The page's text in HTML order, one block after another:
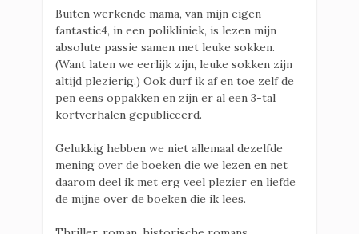
Buiten werkende mama, van mijn eigen
fantastic4, in een polikliniek, is lezen mijn
absolute passie samen met leuke sokken.
(Want laten we eerlijk zijn, leuke sokken zijn
altijd plezierig.) Ook durf ik af en toe zelf de
pen eens oppakken en zijn er al een 3-tal
kortverhalen gepubliceerd.
Gelukkig hebben we niet allemaal dezelfde
mening over de boeken die we lezen en net
daarom deel ik met erg veel plezier en liefde
de mijne over de boeken die ik lees.